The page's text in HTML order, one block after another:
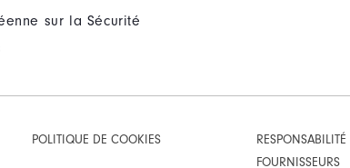
sur la Sécurité
POLITIQUE DE COOKIES
FOURNISSEURS